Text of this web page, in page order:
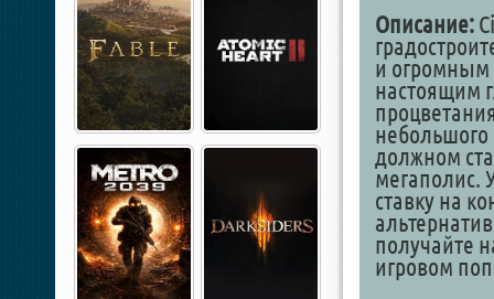
Описание:
и огромным
настоящим
небольшого
должном
мегаполис.
ставку на
получайте
игровом